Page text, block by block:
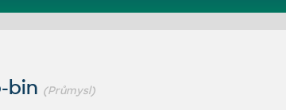
bin (Průmysl)